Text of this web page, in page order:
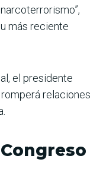
más reciente
el presidente
relaciones